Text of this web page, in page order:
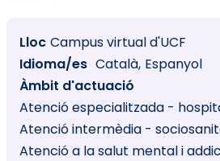
Lloc Campus virtual d'UCF
Idioma/es Català Espanyol
Àmbit d'actuació
Atenció especialitzada -
Atenció intermèdia -
Atenció a la salut mental i